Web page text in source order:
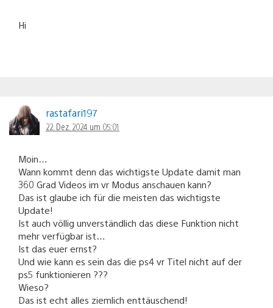
Hi
rastafari197
22. Dez. 2024 um 05:01
Moin…
Wann kommt denn das wichtigste Update damit man
360 Grad Videos im vr Modus anschauen kann?
Das ist glaube ich für die meisten das wichtigste
Update!
Ist auch völlig unverständlich das diese Funktion nicht
mehr verfügbar ist…
Ist das euer ernst?
Und wie kann es sein das die ps4 vr Titel nicht auf der
ps5 funktionieren ???
Wieso?
Das ist echt alles ziemlich enttäuschend!